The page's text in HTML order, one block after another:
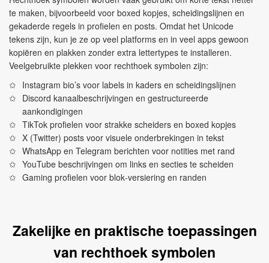
te maken, bijvoorbeeld voor boxed kopjes, scheidingslijnen en
gekaderde regels in profielen en posts. Omdat het Unicode
tekens zijn, kun je ze op veel platforms en in veel apps gewoon
kopiëren en plakken zonder extra lettertypes te installeren.
Veelgebruikte plekken voor rechthoek symbolen zijn:
Instagram bio’s voor labels in kaders en scheidingslijnen
Discord kanaalbeschrijvingen en gestructureerde
aankondigingen
TikTok profielen voor strakke scheiders en boxed kopjes
X (Twitter) posts voor visuele onderbrekingen in tekst
WhatsApp en Telegram berichten voor notities met rand
YouTube beschrijvingen om links en secties te scheiden
Gaming profielen voor blok‑versiering en randen
Zakelijke en praktische toepassingen
van rechthoek symbolen